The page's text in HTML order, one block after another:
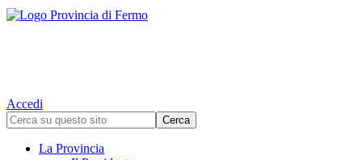
Accedi
La Provincia